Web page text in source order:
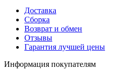
Доставка
Сборка
Возврат и обмен
Отзывы
Гарантия лучшей цены
Информация покупателям